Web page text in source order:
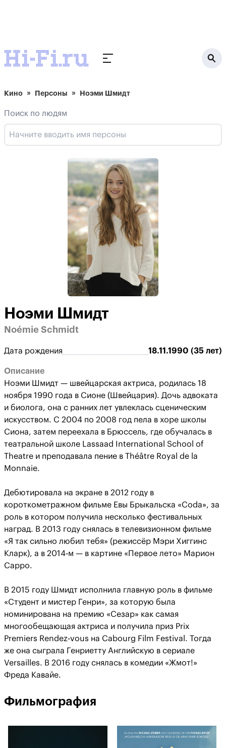
Кино Персоны Ноэми Шмидт
Поиск по людям
Ноэми Шмидт
Noémie Schmidt
Дата рождения 18.11.1990 (35 лет)
Описание
Ноэми Шмидт — швейцарская актриса, родилась 18
ноября 1990 года в Сионе (Швейцария). Дочь адвоката
и биолога, она с ранних лет увлеклась сценическим
искусством. С 2004 по 2008 год пела в хоре школы
Сиона, затем переехала в Брюссель, где обучалась в
театральной школе Lassaad International School of
Theatre и преподавала пение в Théâtre Royal de la
Monnaie.
Дебютировала на экране в 2012 году в
короткометражном фильме Евы Брыкальска «Coda», за
роль в котором получила несколько фестивальных
наград. В 2013 году снялась в телевизионном фильме
«Я так сильно любил тебя» (режиссёр Мэри Хиггинс
Кларк), а в 2014‑м — в картине «Первое лето» Марион
Сарро.
В 2015 году Шмидт исполнила главную роль в фильме
«Студент и мистер Генри», за которую была
номинирована на премию «Сезар» как самая
многообещающая актриса и получила приз Prix
Premiers Rendez‑vous на Cabourg Film Festival. Тогда
же она сыграла Генриетту Английскую в сериале
Versailles. В 2016 году снялась в комедии «Жмот!»
Фреда Кавайе.
Фильмография